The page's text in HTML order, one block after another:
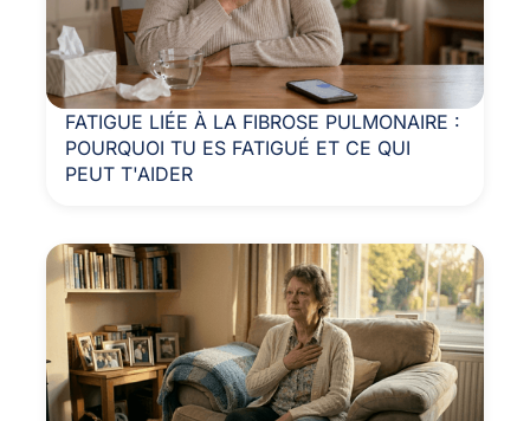
FATIGUE LIÉE À LA FIBROSE PULMONAIRE :
POURQUOI TU ES FATIGUÉ ET CE QUI
PEUT T'AIDER